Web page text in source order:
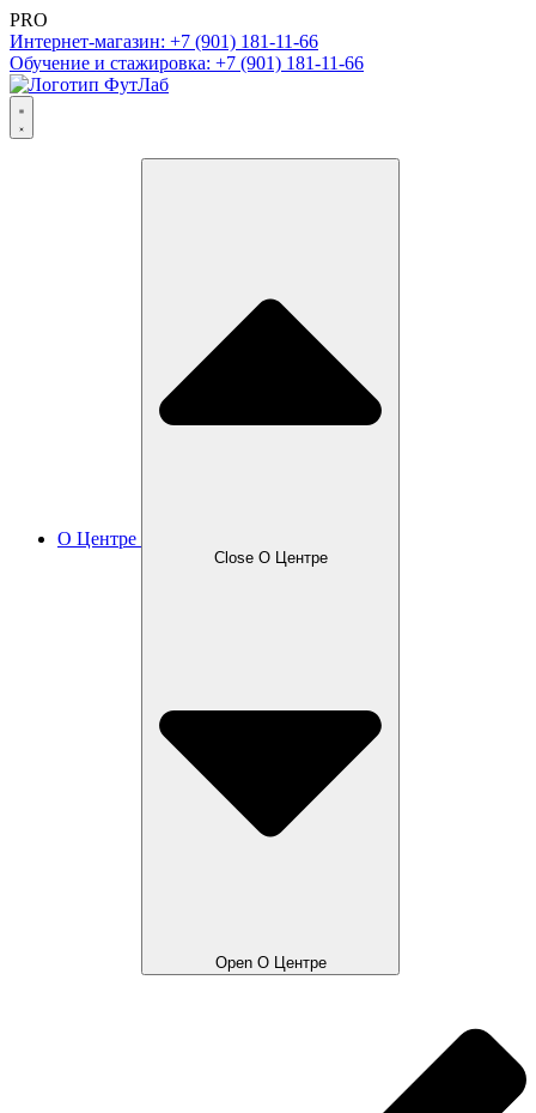
PRO
Интернет-магазин: +7 (901) 181-11-66
Обучение и стажировка: +7 (901) 181-11-66
О Центре
Close О Центре
Open О Центре